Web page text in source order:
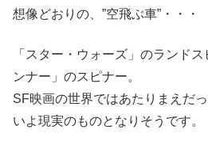
想像どおりの、”空飛ぶ車”・・・
「スター・ウォーズ」のランド
ンナー」のスピナー。
SF映画の世界ではあたりまえだ
いよ現実のものとなりそうです。